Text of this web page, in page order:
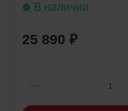
В наличии
25 890